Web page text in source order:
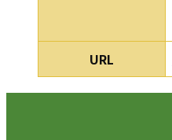
URL